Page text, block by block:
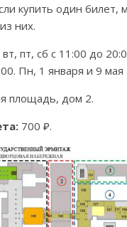
купить один билет,
них.
вт, пт, сб с 11:00 до
Пн, 1 января и 9
площадь, дом 2.
700 ₽.